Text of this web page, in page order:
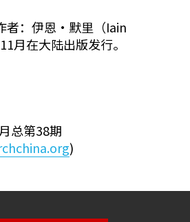
者：伊恩•默里（Iain
月在大陆出版发行。
总第38期
)